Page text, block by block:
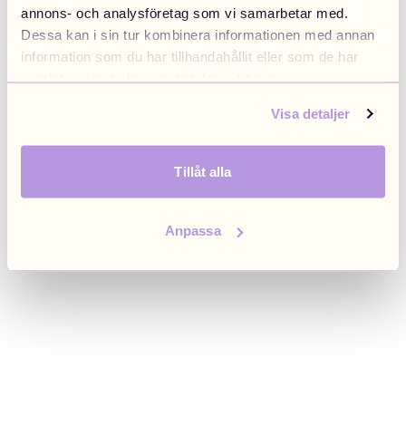
annons- och analysföretag som vi samarbetar med.
Dessa kan i sin tur kombinera informationen med annan
information som du har tillhandahållit eller som de har
samlat in när du har använt deras tjänster.
Visa detaljer
Tillåt alla
Anpassa
Application error: a client-side exception has occurred (see the
browser console for more information).